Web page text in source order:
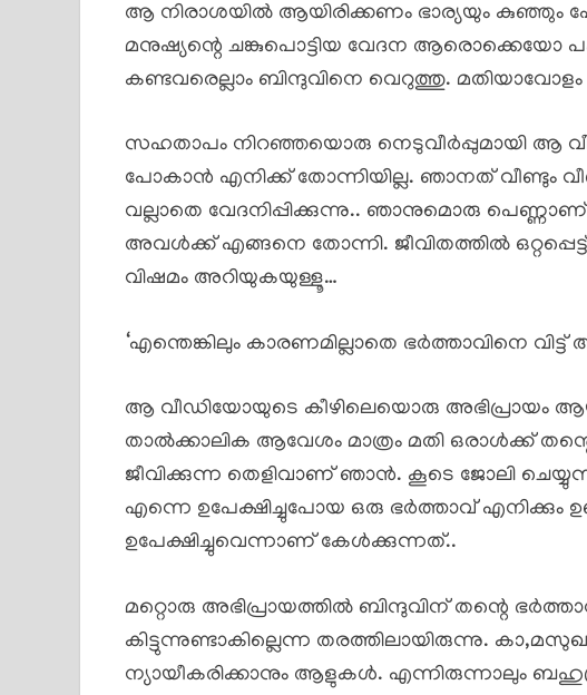
ആ നിരാശയിൽ ആയിരിക്കണം ഭാര്യയും കുഞ്ഞും
മനുഷ്യന്റെ ചങ്കുപൊട്ടിയ വേദന ആരൊക്കെയോ
കണ്ടവരെല്ലാം ബിന്ദുവിനെ വെറുത്തു. മതിയാവോളം
സഹതാപം നിറഞ്ഞയൊരു നെടുവീർപ്പുമായി ആ
പോകാൻ എനിക്ക് തോന്നിയില്ല. ഞാനത് വീണ്ടും
വല്ലാതെ വേദനിപ്പിക്കുന്നു.. ഞാനുമൊരു
അവൾക്ക് എങ്ങനെ തോന്നി. ജീവിതത്തിൽ
വിഷമം അറിയുകയുള്ളൂ…
‘എന്തെങ്കിലും കാരണമില്ലാതെ ഭർത്താവിനെ
ആ വീഡിയോയുടെ കീഴിലെയൊരു അഭിപ്രായം
താൽക്കാലിക ആവേശം മാത്രം മതി ഒരാൾക്ക്
ജീവിക്കുന്ന തെളിവാണ് ഞാൻ. കൂടെ ജോലി
എന്നെ ഉപേക്ഷിച്ചുപോയ ഒരു ഭർത്താവ് എനിക്കും
ഉപേക്ഷിച്ചുവെന്നാണ് കേൾക്കുന്നത്..
മറ്റൊരു അഭിപ്രായത്തിൽ ബിന്ദുവിന് തന്റെ
കിട്ടുന്നുണ്ടാകില്ലെന്ന തരത്തിലായിരുന്നു.
ന്യായീകരിക്കാനും ആളുകൾ. എന്നിരുന്നാലും